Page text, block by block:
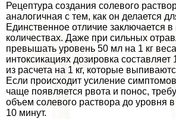
Рецептура создания солевого
аналогичная с тем, как он делается
Единственное отличие заключается
количествах. Даже при сильных
превышать уровень 50 мл на 1 кг
интоксикациях дозировка
из расчета на 1 кг, которые
Если происходит усиление
чаще появляется рвота и понос,
объем солевого раствора до уровня
10 минут.